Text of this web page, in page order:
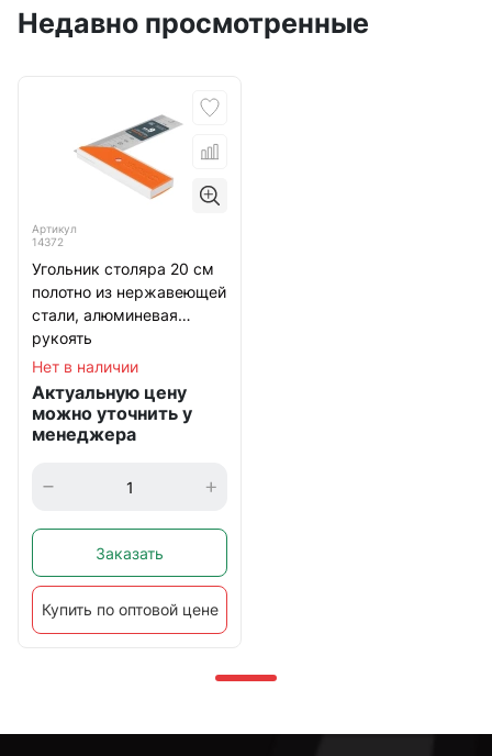
Недавно просмотренные
Артикул
14372
Угольник столяра 20 см
полотно из нержавеющей
стали, алюминевая
рукоять
Нет в наличии
Актуальную цену
можно уточнить у
менеджера
Заказать
Купить по оптовой цене